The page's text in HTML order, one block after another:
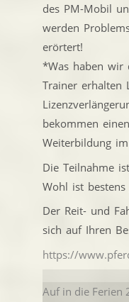
des PM-Mobil
werden
erörtert!
*Was haben wir
Trainer erhalten
bekommen
Weiterbildung
Die Teilnahme
Wohl ist bestens
Der Reit- und
sich auf Ihren
https://
Auf in die Ferien